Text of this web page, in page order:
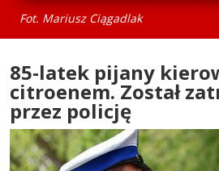
Fot. Mariusz Ciągadlak
85-latek pijany
citroenem. Został
przez policję